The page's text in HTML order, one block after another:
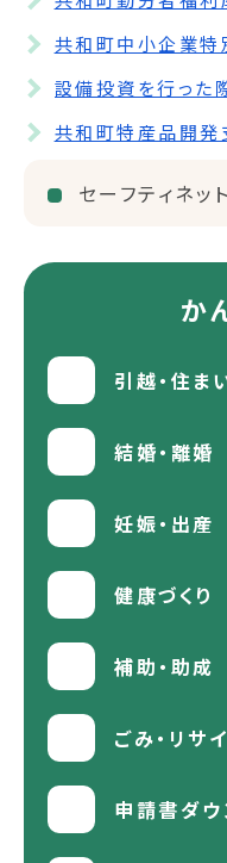
共和町中小企業特
共和町特産品開発
セーフティネッ
か
引越・住ま
結婚・離婚
妊娠・出産
健康づくり
補助・助成
ごみ・リサ
申請書ダウ